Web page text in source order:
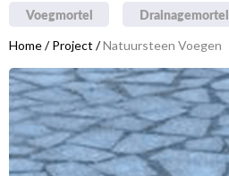
Voegmortel Drainagemortel
Home/ Project /Natuursteen Voegen